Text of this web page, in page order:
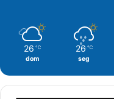
26 ℃
dom
26 ℃
seg